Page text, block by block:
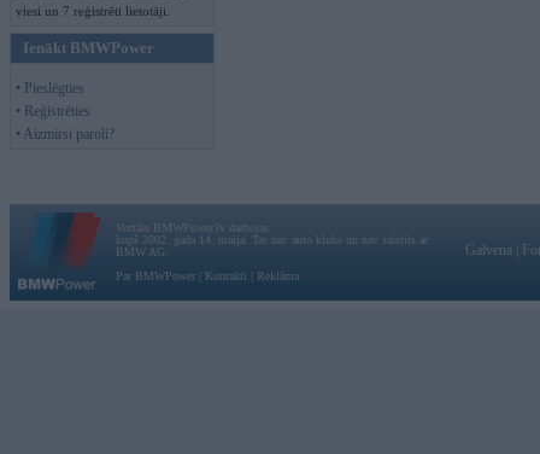
viesi un 7 reģistrēti lietotāji.
Ienākt BMWPower
• Pieslēgties
• Reģistrēties
• Aizmirsi paroli?
Vortāls BMWPower.lv darbojas
kopš 2002. gada 14. maija. Tas nav auto klubs un nav saistīts ar
BMW AG.
Par BMWPower
Kontakti Reklāma
Galvena